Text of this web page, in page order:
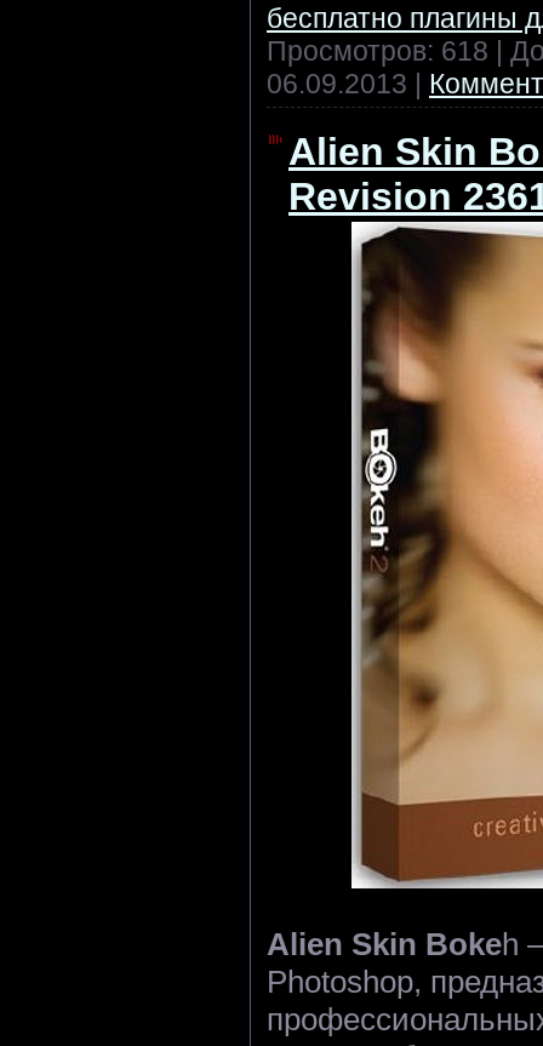
бесплатно плагины
Просмотров: 618 |
06.09.2013 |
Alien Skin
Revision
Alien Skin Bokeh
Photoshop,